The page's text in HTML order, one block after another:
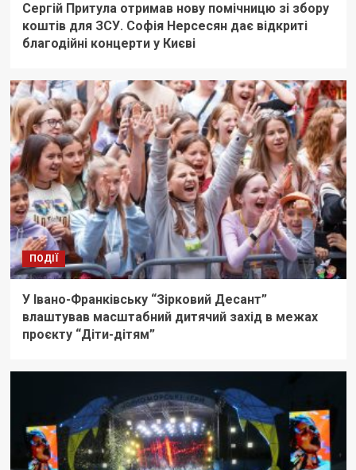
Сергій Притула отримав нову помічницю зі збору
коштів для ЗСУ. Софія Нерсесян дає відкриті
благодійні концерти у Києві
ПОДІЇ
У Івано-Франківську “Зірковий Десант”
влаштував масштабний дитячий захід в межах
проєкту “Діти-дітям”